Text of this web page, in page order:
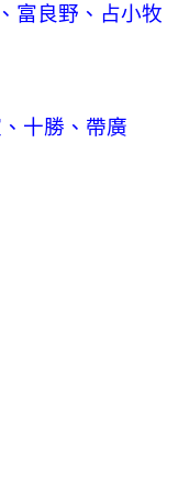
富良野、占小牧
十勝、帶廣